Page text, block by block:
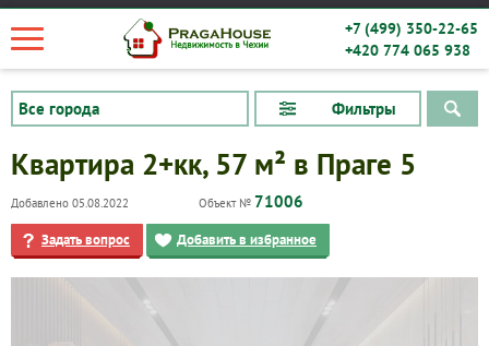
+7 (499) 350-22-65
+420 774 065 938
Фильтры
Квартира 2+кк, 57 м² в Праге 5
Добавлено 05.08.2022 Объект № 71006
Задать вопрос Добавить в избранное